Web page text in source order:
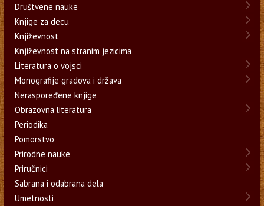
Društvene nauke
Knjige za decu
Književnost
Književnost na stranim jezicima
Literatura o vojsci
Monografije gradova i država
Neraspoređene knjige
Obrazovna literatura
Periodika
Pomorstvo
Prirodne nauke
Priručnici
Sabrana i odabrana dela
Umetnosti